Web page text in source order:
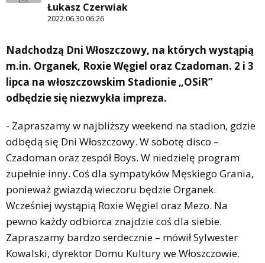
Łukasz Czerwiak
2022.06.30 06:26
Nadchodzą Dni Włoszczowy, na których wystąpią
m.in. Organek, Roxie Węgiel oraz Czadoman. 2 i 3
lipca na włoszczowskim Stadionie „OSiR”
odbędzie się niezwykła impreza.
- Zapraszamy w najbliższy weekend na stadion, gdzie
odbędą się Dni Włoszczowy. W sobotę disco –
Czadoman oraz zespół Boys. W niedzielę program
zupełnie inny. Coś dla sympatyków Męskiego Grania,
ponieważ gwiazdą wieczoru będzie Organek.
Wcześniej wystąpią Roxie Węgiel oraz Mezo. Na
pewno każdy odbiorca znajdzie coś dla siebie.
Zapraszamy bardzo serdecznie – mówił Sylwester
Kowalski, dyrektor Domu Kultury we Włoszczowie.